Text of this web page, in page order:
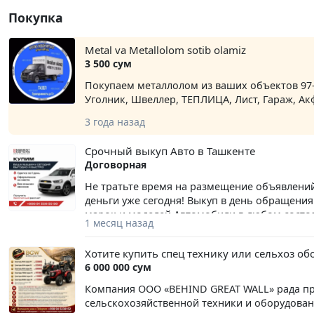
bojxona boshqarmasi - Chilonzor metro
bekatiga (sobiq S. Rahimov metro bekatiga)
Кондиционер Интернет GPON Мебель и
находится в хорошем жилом состоянии —
доступности находятся: две школы; два
10 минут пешком); автобусные остановки с
детская площадка, много зелени и
Покупка
Metal va Metallolom sotib olamiz
3 500 сум
Покупаем металлолом из ваших объектов
Уголник, Швеллер, ТЕПЛИЦА, Лист, Гараж,
3 года назад
Срочный выкуп Авто в Ташкенте
Договорная
Не тратьте время на размещение
деньги уже сегодня! Выкуп в день
марок и моделей Автомобили в любом
и оформление документов Работаем 7 дней
1 месяц назад
Хотите купить спец технику или сельхоз
6 000 000 сум
Компания ООО «BEHIND GREAT WALL»
сельскохозяйственной техники и